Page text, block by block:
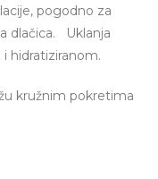
pogodno za
dlačica. Uklanja
hidratiziranom.
kružnim pokretima